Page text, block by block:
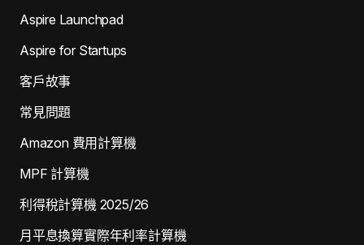
Aspire Launchpad
Aspire for Startups
客戶故事
常見問題
Amazon 費用計算機
MPF 計算機
利得稅計算機 2025/26
月平息換算實際年利率計算機